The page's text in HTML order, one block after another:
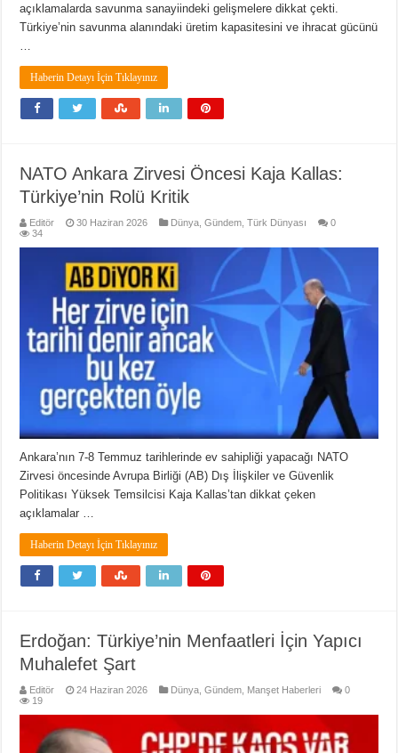
açıklamalarda savunma sanayiindeki gelişmelere dikkat çekti.
Türkiye’nin savunma alanındaki üretim kapasitesini ve ihracat gücünü
Haberin Detayı İçin Tıklayınız
NATO Ankara Zirvesi Öncesi Kaja Kallas:
Türkiye’nin Rolü Kritik
Editör 30 Haziran 2026 Dünya ,Gündem ,Türk Dünyası
0
34
Ankara’nın 7-8 Temmuz tarihlerinde ev sahipliği yapacağı NATO
Zirvesi öncesinde Avrupa Birliği (AB) Dış İlişkiler ve Güvenlik
Politikası Yüksek Temsilcisi Kaja Kallas’tan dikkat çeken
açıklamalar …
Haberin Detayı İçin Tıklayınız
Erdoğan: Türkiye’nin Menfaatleri İçin Yapıcı
Muhalefet Şart
Editör 24 Haziran 2026 Dünya ,Gündem Manşet Haberleri
0
19